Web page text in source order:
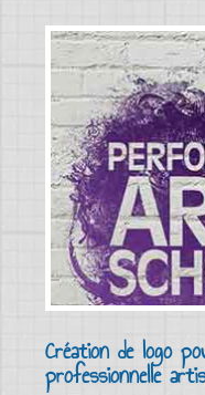
Création de logo
professionnelle